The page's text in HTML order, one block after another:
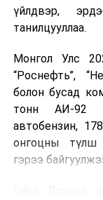
үйлдвэр,
танилцууллаа.
Монгол Улс
“Роснефть”,
болон бусад
тонн АИ-92
автобензин,
онгоцны түлш
гэрээ